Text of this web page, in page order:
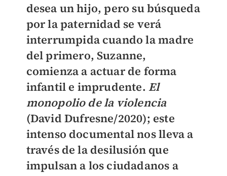
desea un hijo, pero su búsqueda
por la paternidad se verá
interrumpida cuando la madre
del primero, Suzanne,
comienza a actuar de forma
infantil e imprudente. El
monopolio de la violencia
(David Dufresne/2020); este
intenso documental nos lleva a
través de la desilusión que
impulsan a los ciudadanos a